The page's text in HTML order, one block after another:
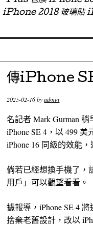
iPhone 2018 玻璃貼
Skip to content
傳iPhone
2025-02-16byadmin
名記者 Mark Gurman
iPhone SE 4，以 499
iPhone 16 同級的效能
倘若已經想換手機了，
用戶」可以觀望看看。
據報導，iPhone SE 4
捨棄老舊設計，改以